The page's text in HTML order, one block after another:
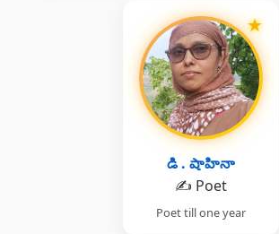
★
డి . షాహినా
✍️ Poet
Poet till one year